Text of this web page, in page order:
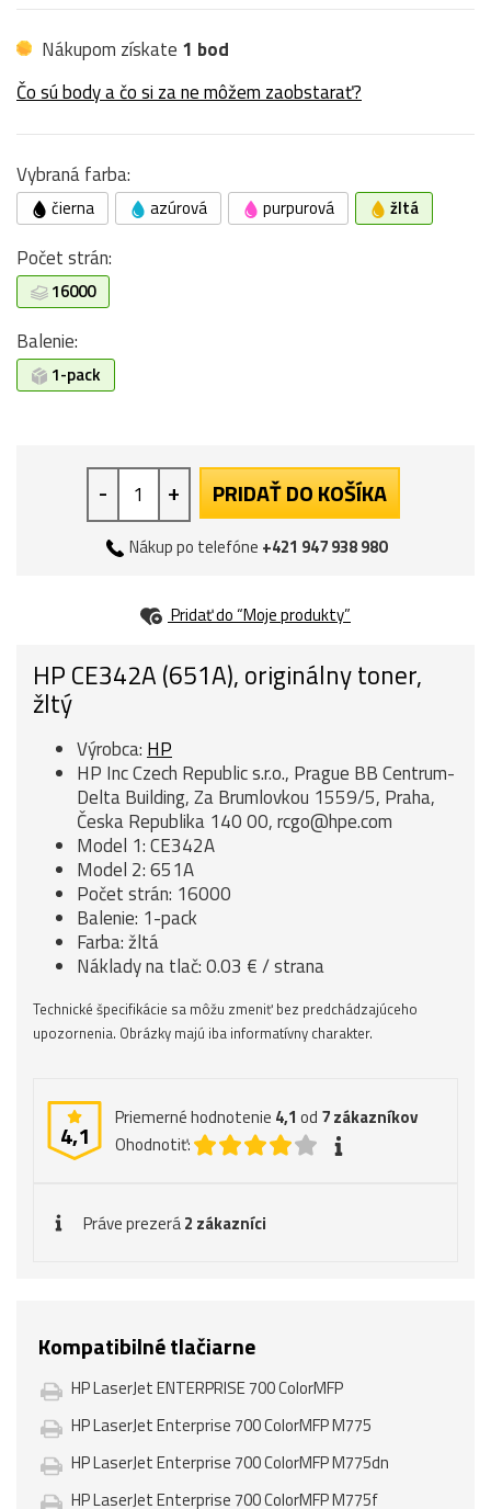
Nákupom získate 1 bod
Čo sú body a čo si za ne môžem zaobstarať?
Vybraná farba:
čierna azúrová purpurová žltá
Počet strán:
16000
Balenie:
1-pack
- + PRIDAŤ DO KOŠÍKA
Nákup po telefóne +421 947 938 980
Pridať do “Moje produkty”
HP CE342A (651A), originálny toner,
žltý
Výrobca: HP
HP Inc Czech Republic s.r.o., Prague BB Centrum-
Delta Building, Za Brumlovkou 1559/5, Praha,
Česka Republika 140 00, rcgo@hpe.com
Model 1: CE342A
Model 2: 651A
Počet strán: 16000
Balenie: 1-pack
Farba: žltá
Náklady na tlač: 0.03 € / strana
Technické špecifikácie sa môžu zmeniť bez predchádzajúceho
upozornenia. Obrázky majú iba informatívny charakter.
4,1
Priemerné hodnotenie 4,1 od 7zákazníkov
Ohodnotiť:
Práve prezerá2 zákazníci
Kompatibilné tlačiarne
HP LaserJet ENTERPRISE 700 ColorMFP
HP LaserJet Enterprise 700 ColorMFP M775
HP LaserJet Enterprise 700 ColorMFP M775dn
HP LaserJet Enterprise 700 ColorMFP M775f